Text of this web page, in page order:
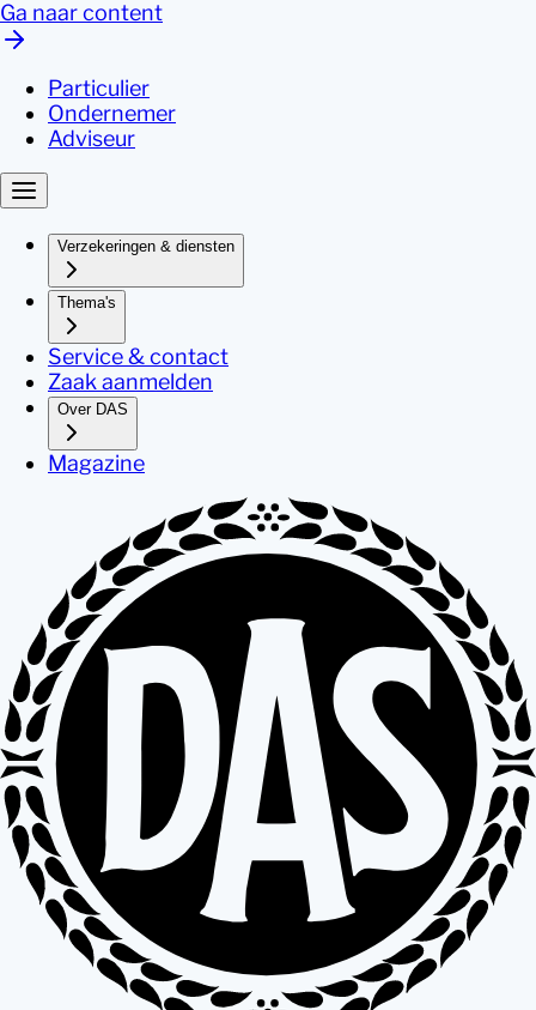
Ga naar content
Particulier
Ondernemer
Adviseur
Verzekeringen & diensten
Thema's
Service & contact
Zaak aanmelden
Over DAS
Magazine